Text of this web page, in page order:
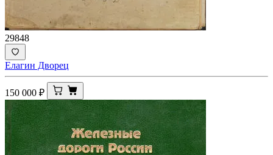
29848
Елагин Дворец
150 000 ₽